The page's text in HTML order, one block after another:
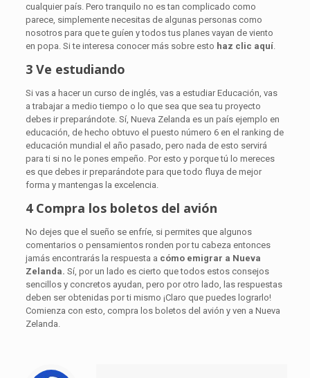
cualquier país. Pero tranquilo no es tan complicado como
parece, simplemente necesitas de algunas personas como
nosotros para que te guíen y todos tus planes vayan de viento
en popa. Si te interesa conocer más sobre esto haz clic aquí
3 Ve estudiando
Si vas a hacer un curso de inglés, vas a estudiar Educación, vas
a trabajar a medio tiempo o lo que sea que sea tu proyecto
debes ir preparándote. Sí, Nueva Zelanda es un país ejemplo en
educación, de hecho obtuvo el puesto número 6 en el ranking de
educación mundial el año pasado, pero nada de esto servirá
para ti si no le pones empeño. Por esto y porque tú lo mereces
es que debes ir preparándote para que todo fluya de mejor
forma y mantengas la excelencia.
4 Compra los boletos del avión
No dejes que el sueño se enfríe, si permites que algunos
comentarios o pensamientos ronden por tu cabeza entonces
jamás encontrarás la respuesta a cómo emigrar a Nueva
Zelanda. Sí, por un lado es cierto que todos estos consejos
sencillos y concretos ayudan, pero por otro lado, las respuestas
deben ser obtenidas por ti mismo ¡Claro que puedes lograrlo!
Comienza con esto, compra los boletos del avión y ven a Nueva
Zelanda.